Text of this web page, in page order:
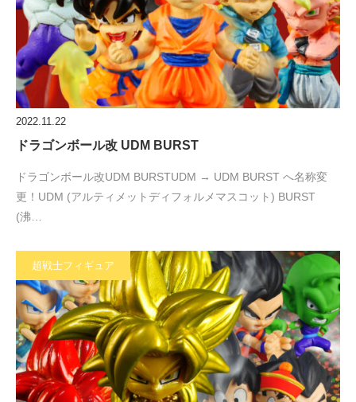
2022.11.22
ドラゴンボール改 UDM BURST
ドラゴンボール改UDM BURSTUDM → UDM BURST へ名称変
更！UDM (アルティメットディフォルメマスコット) BURST
(沸…
超戦士フィギュア